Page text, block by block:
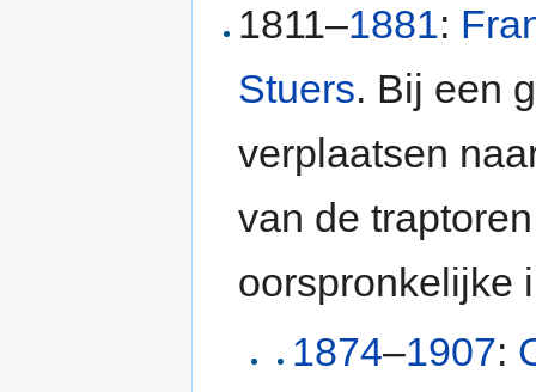
1811–1881:
Stuers. Bij een
verplaatsen
van de
oorspronkelijke
1874–1907: